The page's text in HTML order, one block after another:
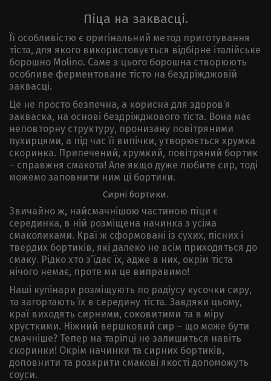
Піца на заквасці.
Її особливістю є оригінальний метод приготування
тіста, для якого використовується відбірне італійське
борошно Molino. Саме з цього борошна створюють
особливе ферментоване тісто на бездріжджовій
заквасці.
Це не просто безпечна, а корисна для здоров’я
закваска, на основі бездріжджового тіста. Вона має
неповторну структуру, пронизану повітряними
пухирцями, а під час її випічки, утворюється хрумка
скоринка. Припечений, хрумкий, повітряний бортик
– справжня смакота! Але якщо дуже любите сир, тоді
можемо заповнити ним ці бортики.
Сирні бортики.
Звичайно ж, найсмачнішою частиною піци є
серединка, в ній розміщена начинка з усіма
смаколиками. Краї ж сформовані із сухих, пісних і
твердих бортиків, які далеко не всім приходяться до
смаку. Рідко хто з’їдає їх, адже в них, окрім тіста
нічого немає, проте ми це виправимо!
Наші кулінари розміщують по радіусу кусочки сиру,
та загортають їх в середину тіста. Завдяки цьому,
краї виходять сирними, соковитими та в міру
хрусткими. Ніжний вершковий сир – що може бути
смачніше? Тепер на тарілці не залишиться навіть
скоринки! Окрім начинки та сирних бортиків,
доповнити та розкрити смакові якості допоможуть
соуси.